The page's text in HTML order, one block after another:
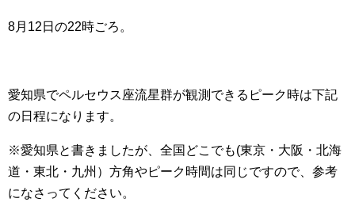
8月12日の22時ごろ。
愛知県でペルセウス座流星群が観測できるピーク時は下記
の日程になります。
※愛知県と書きましたが、全国どこでも(東京・大阪・北海
道・東北・九州）方角やピーク時間は同じですので、参考
になさってください。